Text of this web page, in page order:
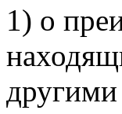
1) о
другими